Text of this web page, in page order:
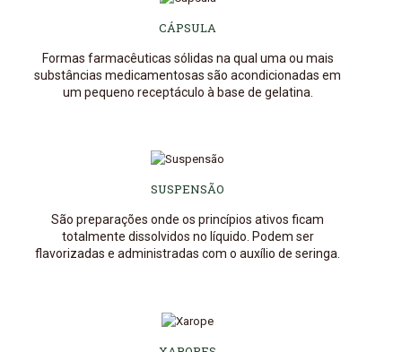
CÁPSULA
Formas farmacêuticas sólidas na qual uma ou mais
substâncias medicamentosas são acondicionadas em
um pequeno receptáculo à base de gelatina.
SUSPENSÃO
São preparações onde os princípios ativos ficam
totalmente dissolvidos no líquido. Podem ser
flavorizadas e administradas com o auxílio de seringa.